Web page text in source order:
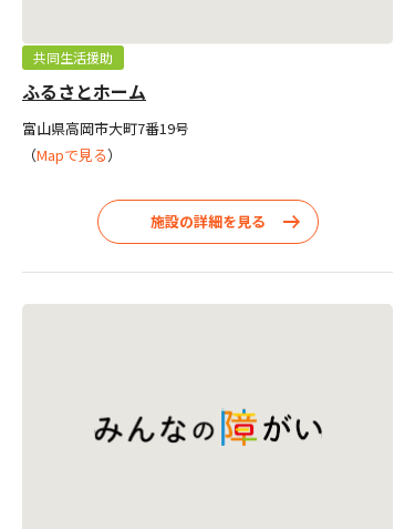
共同生活援助
ふるさとホーム
富山県高岡市大町7番19号
（Mapで見る）
施設の詳細を見る